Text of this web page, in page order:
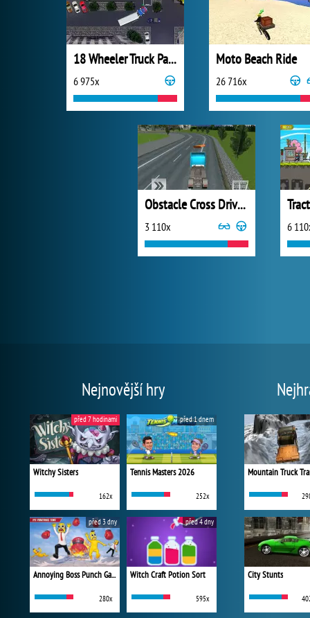
18 Wheeler Truck Parking
6 975x
Moto Beach Ride
26 716x
Obstacle Cross Drive Simulator
3 110x 6
Nejnovější hry
Witchy Sisters
162x
před 7 hodinami
Tennis Masters 2026
252x
před 1 dnem
Annoying Boss Punch Game
280x
před 3 dny
Witch Craft Potion Sort
595x
před 4 dny
Mountain Truck
City Stunts